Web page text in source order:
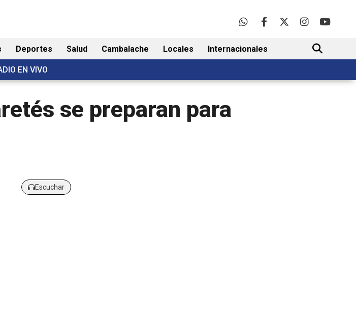
Deportes Salud Cambalache Locales Internacionales
EN VIVO
BUSCAR
se preparan para
Escuchar